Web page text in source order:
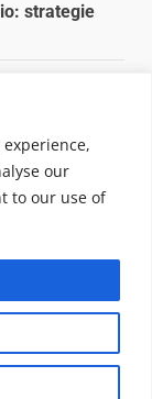
our
to our use of
strategie
di Jws Media
in quanto
Non può
ai sensi
von AF